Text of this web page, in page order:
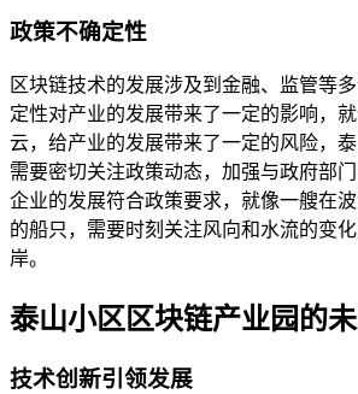
政策不确定性
区块链技术的发展涉及到金融、监管等
定性对产业的发展带来了一定的影响，
云，给产业的发展带来了一定的风险，
需要密切关注政策动态，加强与政府部
企业的发展符合政策要求，就像一艘在
的船只，需要时刻关注风向和水流的变
岸。
泰山小区区块链产业园的
技术创新引领发展